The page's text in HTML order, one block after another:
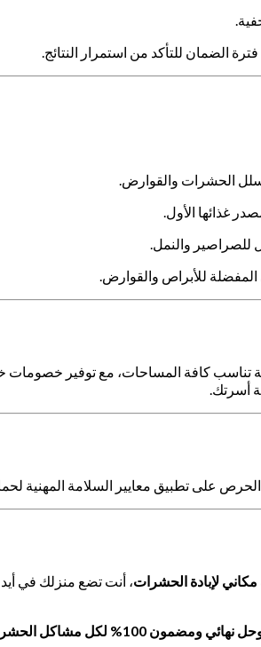
الضمان للتأكد من استمرار النتائج.
الحشرات والقوارض.
غذائها الأول.
للصراصير والنمل.
المفضلة للأبراص والقوارض.
تناسب كافة المساحات، مع توفير خصومات
أسرتك.
الحرص على تطبيق معايير السلامة المهنية
لإبادة الحشرات، أنت تضع منزلك في
لكل مشاكل الحشرات.